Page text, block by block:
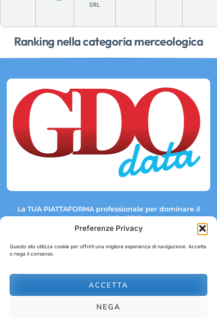
Preferenze Privacy
Questo sito utilizza cookie per offrirti una migliore esperienza di navigazione. Accetta
o nega il consenso.
ACCETTA
NEGA
Ranking nella categoria merceologica
SRL
La TUA PIATTAFORMA professionale per dominare il
mercato della GDO.
Link rapidi:
abbonamenti@gdodata.it